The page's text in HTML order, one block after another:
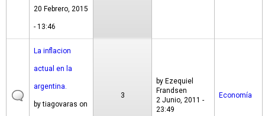
20 Febrero, 2015
- 13:46
La inflacion
actual en la
argentina.
bytiagovaras on
3
by Ezequiel
Frandsen
2 Junio, 2011 -
23:49
Economía